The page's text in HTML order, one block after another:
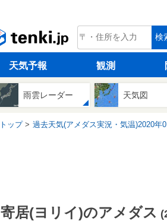
tenki.jp 検
天気予報 観測
雨雲レーダー 天気図
トップ 過去天気(アメダス実況・気温)2020年
寄居(ヨリイ)のアメダス